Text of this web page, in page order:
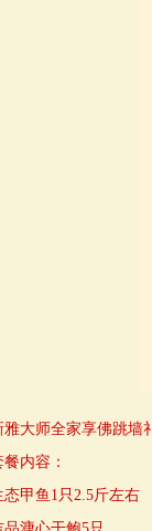
雅大师全家享佛跳墙
餐内容：
态甲鱼1只2.5斤左右